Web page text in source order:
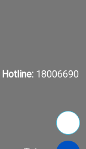
Hotline:18006690